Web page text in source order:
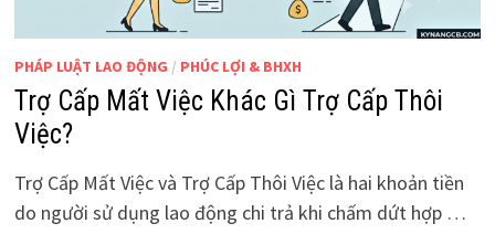
PHÁP LUẬT LAO ĐỘNG / PHÚC LỢI & BHXH
Trợ Cấp Mất Việc Khác Gì Trợ Cấp Thôi
Việc?
Trợ Cấp Mất Việc và Trợ Cấp Thôi Việc là hai khoản tiền
do người sử dụng lao động chi trả khi chấm dứt hợp …